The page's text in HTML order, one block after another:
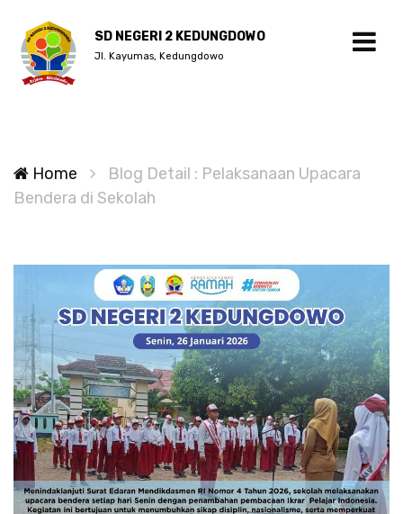
SD NEGERI 2 KEDUNGDOWO
Jl. Kayumas, Kedungdowo
Home
Blog Detail : Pelaksanaan Upacara
Bendera di Sekolah